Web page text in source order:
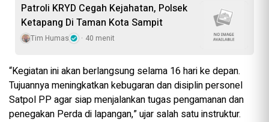
‎Patroli KRYD Cegah Kejahatan, Polsek
Ketapang Di Taman Kota Sampit
Tim Humas 40 menit
‎“Kegiatan ini akan berlangsung selama 16 hari ke depan.
Tujuannya meningkatkan kebugaran dan disiplin personel
Satpol PP agar siap menjalankan tugas pengamanan dan
penegakan Perda di lapangan,” ujar salah satu instruktur.